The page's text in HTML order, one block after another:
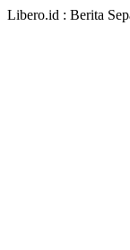
Libero.id : Berita